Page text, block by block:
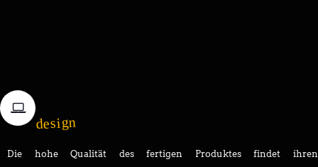
design
Die hohe Qualität des fertigen Produktes findet ihren